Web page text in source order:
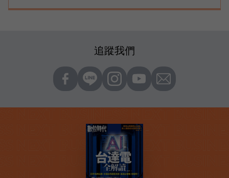
追蹤我們